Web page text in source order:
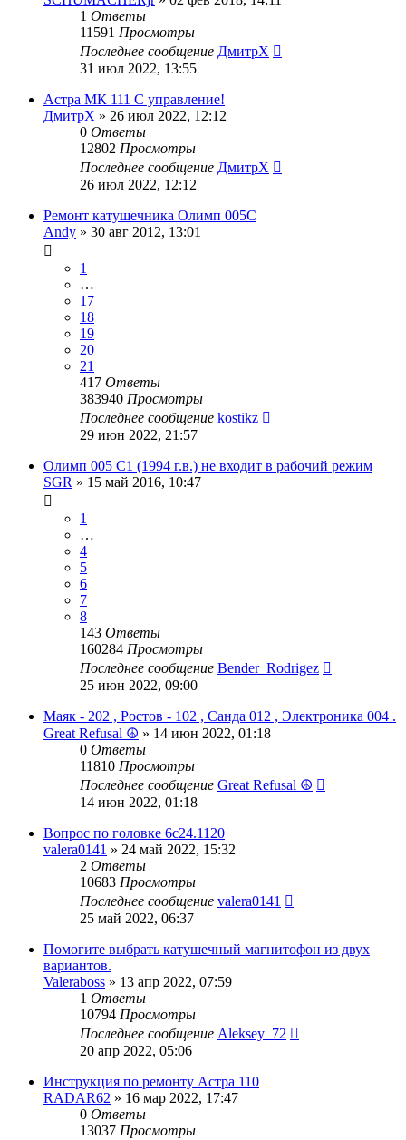
1 Ответы
11591 Просмотры
Последнее сообщение ДмитрХ
31 июл 2022, 13:55
Астра МК 111 С управление!
ДмитрХ » 26 июл 2022, 12:12
0 Ответы
12802 Просмотры
Последнее сообщение ДмитрХ
26 июл 2022, 12:12
Ремонт катушечника Олимп 005С
Andy » 30 авг 2012, 13:01
1
…
17
18
19
20
21
417 Ответы
383940 Просмотры
Последнее сообщение kostikz
29 июн 2022, 21:57
Олимп 005 C1 (1994 г.в.) не входит в рабочий режим
SGR » 15 май 2016, 10:47
1
…
4
5
6
7
8
143 Ответы
160284 Просмотры
Последнее сообщение Bender_Rodrigez
25 июн 2022, 09:00
Маяк - 202 , Ростов - 102 , Санда 012 , Электроника 004 .
Great Refusal ☮ » 14 июн 2022, 01:18
0 Ответы
11810 Просмотры
Последнее сообщение Great Refusal ☮
14 июн 2022, 01:18
Вопрос по головке 6с24.1120
valera0141 » 24 май 2022, 15:32
2 Ответы
10683 Просмотры
Последнее сообщение valera0141
25 май 2022, 06:37
Помогите выбрать катушечный магнитофон из двух
вариантов.
Valeraboss » 13 апр 2022, 07:59
1 Ответы
10794 Просмотры
Последнее сообщение Aleksey_72
20 апр 2022, 05:06
Инструкция по ремонту Астра 110
RADAR62 » 16 мар 2022, 17:47
0 Ответы
13037 Просмотры